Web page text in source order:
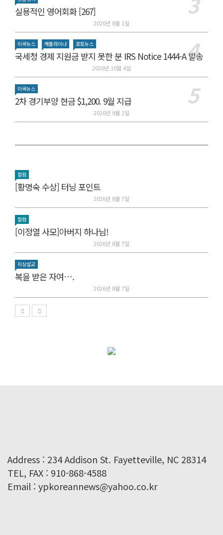
실용적인 영어회화 [267]
2020년 8월 1일
미국뉴스 캐롤라이나 포토뉴스
국세청 경제 지원금 받지 못한 분 IRS Notice 1444-A 발송
2020년 10월 4일
미국뉴스
2차 경기부양 현금 $1,200. 9월 지급
2020년 9월 2일
컬럼
[황명숙 수상] 터닝 포인트
2026년 8월 7일
컬럼
[이정열 사모]아버지 하나님!
2026년 8월 7일
지상설교
복을 받은 자여….
2026년 8월 7일
Address : 234 Addison St. Fayetteville, NC 28314
TEL, FAX : 910-868-4588
Email : ypkoreannews@yahoo.co.kr